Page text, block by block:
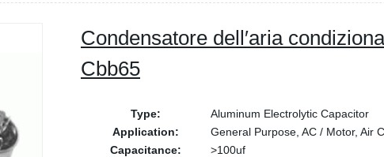
Condensatore dell′aria
Cbb65
Type:
Aluminum Electrolytic Capacitor
Application:
General Purpose, AC / Motor, Air
Capacitance:
>100uf